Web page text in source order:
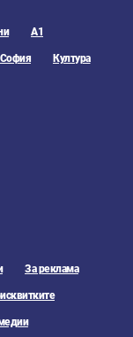
А1
София Култура
За реклама